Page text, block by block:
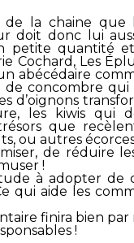
la chaine que
doit donc lui
petite quantité
Cochard, Les
abécédaire
de concombre
d’oignons
les kiwis qui
que
ou autres
de réduire
!
à adopter
qui aide les
finira bien par
!